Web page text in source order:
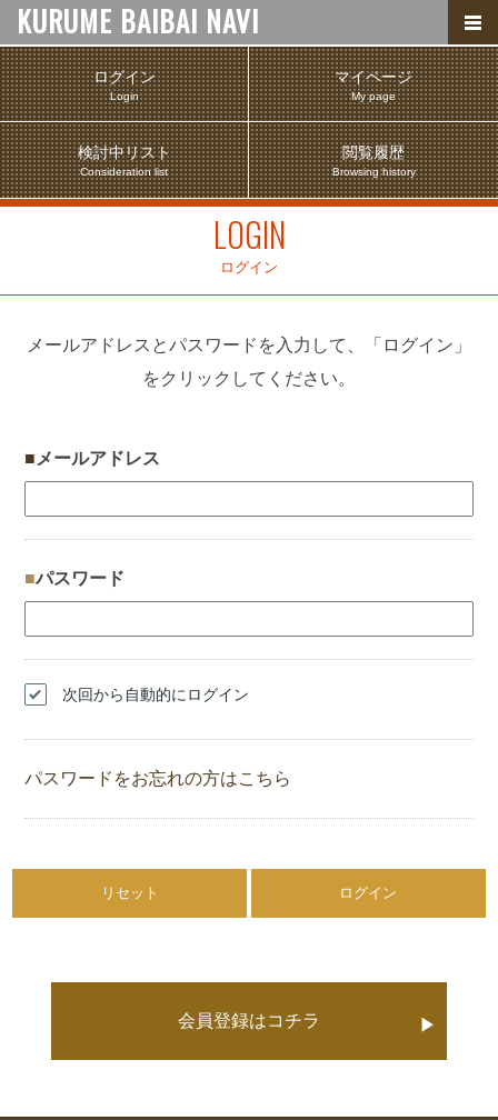
ログイン
Login
マイページ
My page
検討中リスト
Consideration list
閲覧履歴
Browsing history
KURUME BAIBAI NAVI
LOGIN
ログイン
メールアドレスとパスワードを入力して、「ログイン」
をクリックしてください。
メールアドレス
パスワード
次回から自動的にログイン
パスワードをお忘れの方はこちら
リセット ログイン
会員登録はコチラ ▶